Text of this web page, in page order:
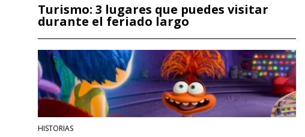
Turismo: 3 lugares que puedes visitar
durante el feriado largo
HISTORIAS